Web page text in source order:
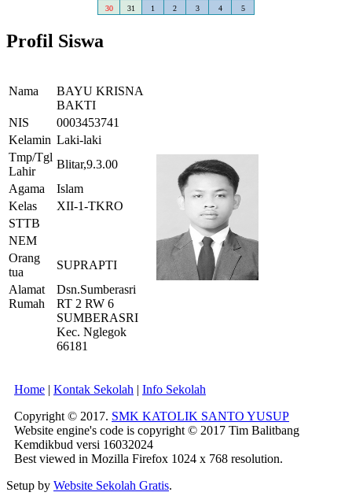
30
31 1 2 3 4 5
Profil Siswa
Nama
BAYU KRISNA
BAKTI
NIS
0003453741
Kelamin Laki-laki
Tmp/Tgl
Lahir
Blitar,9.3.00
Agama
Islam
Kelas
XII-1-TKRO
STTB
NEM
Orang
tua
SUPRAPTI
Alamat
Rumah
Dsn.Sumberasri
RT 2 RW 6
SUMBERASRI
Kec. Nglegok
66181
Home | Kontak Sekolah | Info Sekolah
Copyright © 2017. SMK KATOLIK SANTO YUSUP
Website engine's code is copyright © 2017 Tim Balitbang
Kemdikbud versi 16032024
Best viewed in Mozilla Firefox 1024 x 768 resolution.
Setup by Website Sekolah Gratis.